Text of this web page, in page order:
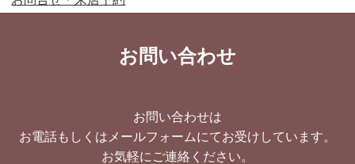
お問い合わせ
お問い合わせは
お電話もしくはメールフォームにてお受けしています。
お気軽にご連絡ください。